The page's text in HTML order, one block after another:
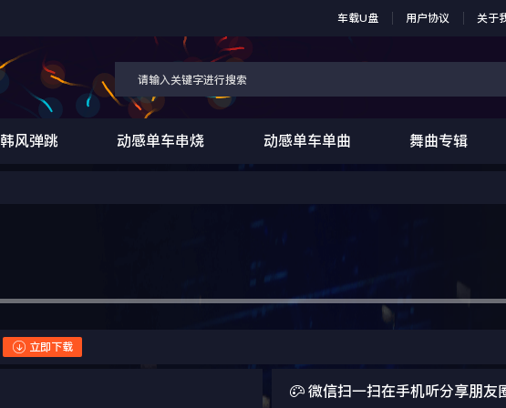
车载U盘 用户协议 关于
韩风弹跳 动感单车串烧 动感单车单曲 舞曲专辑
 立即下载
微信扫一扫在手机听分享朋友